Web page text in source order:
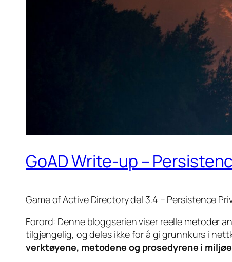
GoAD Write-up –
Game of Active Directory del 3.4 – Persistence
Forord: Denne bloggserien viser reelle metoder
tilgjengelig, og deles ikke for å gi grunnkurs i
verktøyene, metodene og prosedyrene i